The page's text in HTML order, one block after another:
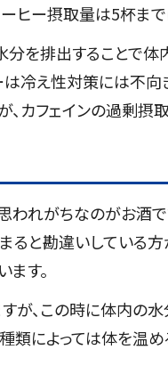
ヒー摂取量は5杯まで
分を排出することで
冷え性対策には不向
カフェインの過剰摂
れがちなのがお酒
ると勘違いしている
す。
、この時に体内の水
類によっては体を温